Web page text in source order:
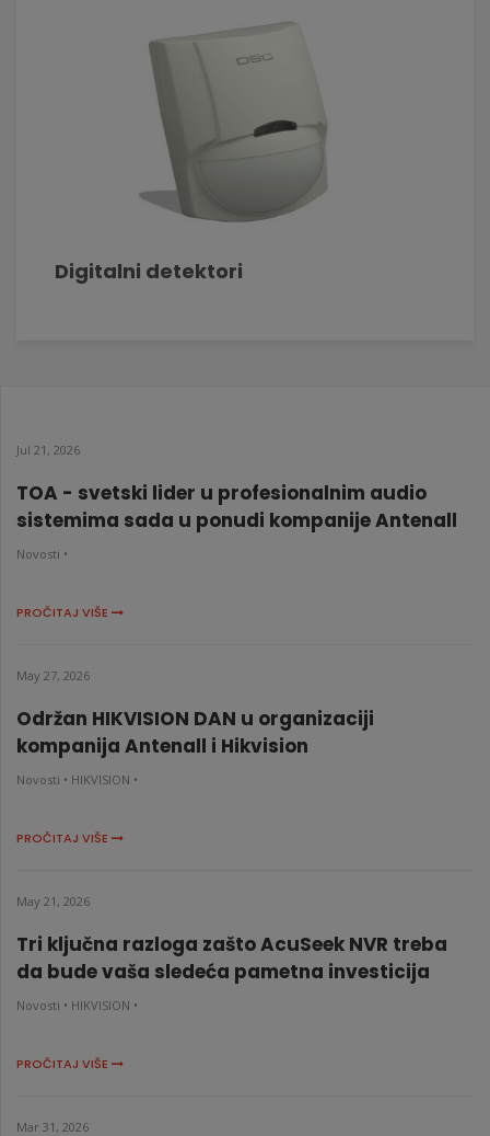
Digitalni detektori
Jul 21, 2026
TOA - svetski lider u profesionalnim audio
sistemima sada u ponudi kompanije Antenall
Novosti •
PROČITAJ VIŠE
May 27, 2026
Održan HIKVISION DAN u organizaciji
kompanija Antenall i Hikvision
Novosti • HIKVISION •
PROČITAJ VIŠE
May 21, 2026
Tri ključna razloga zašto AcuSeek NVR treba
da bude vaša sledeća pametna investicija
Novosti • HIKVISION •
PROČITAJ VIŠE
Mar 31, 2026